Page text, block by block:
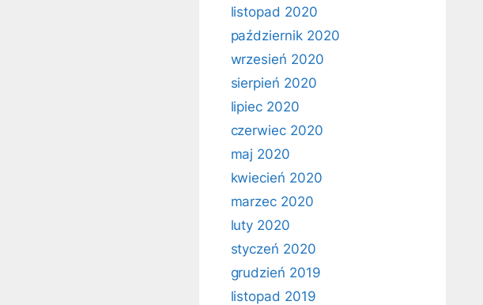
listopad 2020
październik 2020
wrzesień 2020
sierpień 2020
lipiec 2020
czerwiec 2020
maj 2020
kwiecień 2020
marzec 2020
luty 2020
styczeń 2020
grudzień 2019
listopad 2019